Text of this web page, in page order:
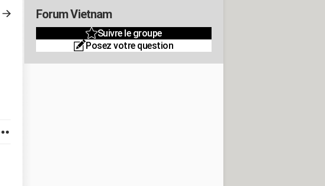
Forum Vietnam
Suivre le groupe
Posez votre question